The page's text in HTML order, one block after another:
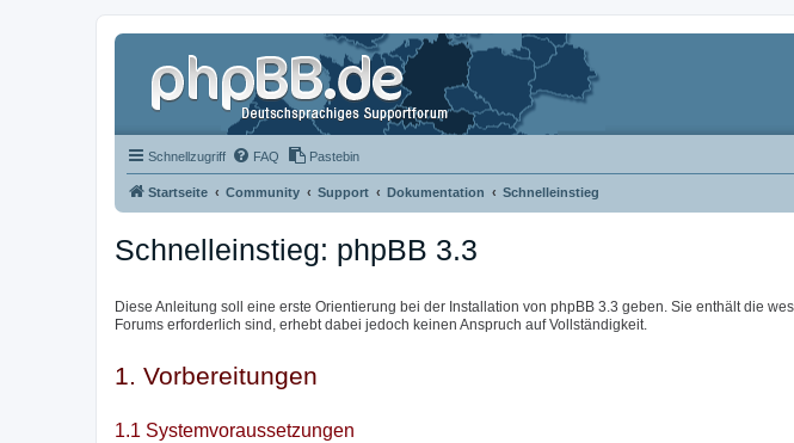
Schnellzugriff FAQ Pastebin
Startseite Community Support Dokumentation Schnelleinstieg
Schnelleinstieg: phpBB 3.3
Diese Anleitung soll eine erste Orientierung bei der Installation von phpBB 3.3 geben. Sie enthält die
Forums erforderlich sind, erhebt dabei jedoch keinen Anspruch auf Vollständigkeit.
1. Vorbereitungen
1.1 Systemvoraussetzungen